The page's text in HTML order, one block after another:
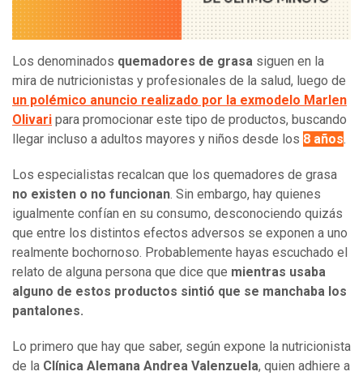
Los denominados quemadores de grasa siguen en la
mira de nutricionistas y profesionales de la salud, luego de
un polémico anuncio realizado por la exmodelo Marlen
Olivari para promocionar este tipo de productos, buscando
llegar incluso a adultos mayores y niños desde los 8 años.
Los especialistas recalcan que los quemadores de grasa
no existen o no funcionan. Sin embargo, hay quienes
igualmente confían en su consumo, desconociendo quizás
que entre los distintos efectos adversos se exponen a uno
realmente bochornoso. Probablemente hayas escuchado el
relato de alguna persona que dice que mientras usaba
alguno de estos productos sintió que se manchaba los
pantalones.
Lo primero que hay que saber, según expone la nutricionista
de la Clínica Alemana Andrea Valenzuela, quien adhiere a